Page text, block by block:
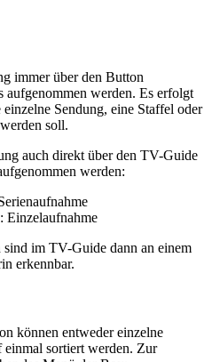
immer über den Button
werden. Es erfolgt
Sendung, eine Staffel oder
soll.
auch direkt über den TV-Guide
werden:
Einzelaufnahme
im TV-Guide dann an einem
erkennbar.
können entweder einzelne
einmal sortiert werden. Zur